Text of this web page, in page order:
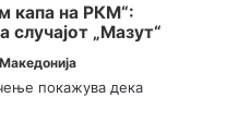
капа на РКМ“:
случајот „Мазут“
Македонија
покажува дека